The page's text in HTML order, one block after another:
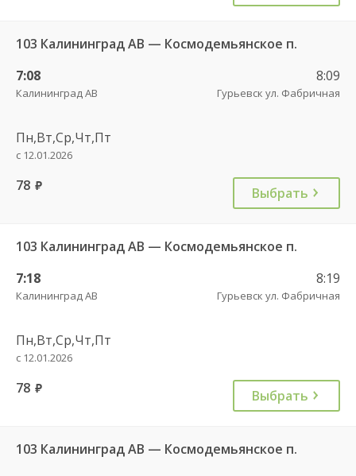
103 Калининград АВ — Космодемьянское п.
7:08
Калининград АВ
8:09
Гурьевск ул. Фабричная
Пн,Вт,Ср,Чт,Пт
с 12.01.2026
78 руб. Выбрать
103 Калининград АВ — Космодемьянское п.
7:18
Калининград АВ
8:19
Гурьевск ул. Фабричная
Пн,Вт,Ср,Чт,Пт
с 12.01.2026
78 руб. Выбрать
103 Калининград АВ — Космодемьянское п.